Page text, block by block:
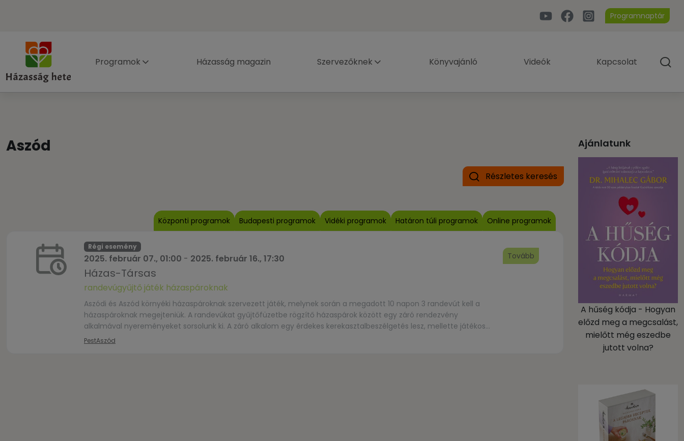
Programnaptár
Programok Házasság magazin Szervezőknek Könyvajánló Videók Kapcsolat
Aszód
Részletes keresés
Központi programok Budapesti programok Vidéki programok Határon túli programok Online programok
Régi esemény
2025. február 07., 01:00 - 2025. február 16., 17:30
Házas-Társas
randevúgyűjtő játék házaspároknak
Aszódi és Aszód környéki házaspároknak szervezett játék, melynek során a megadott 10 napon 3 randevút kell a
házaspároknak megejteniük. A randevúkat gyűjtőfüzetbe rögzítő házaspárok között egy záró rendezvény
alkalmával nyereményeket sorsolunk ki. A záró alkalom egy érdekes kerekasztalbeszélgetés lesz, mellette játékos
gyermekfoglalkozást is tartunk. A 10 napban több kapcsolódó esemény, randevút könnyítő esti gyermekfelügyelet
PestAszód
Tovább
Ajánlatunk
A hűség kódja - Hogyan
előzd meg a megcsalást,
mielőtt még eszedbe
jutott volna?